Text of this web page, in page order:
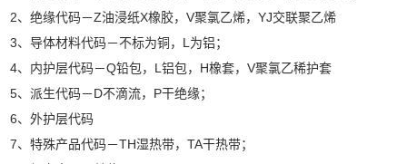
2、绝缘代码－Z油浸纸X橡胶，V聚氯乙烯，YJ交联聚乙烯
3、导体材料代码－不标为铜，L为铝；
4、内护层代码－Q铅包，L铝包，H橡套，V聚氯乙稀护套
5、派生代码－D不滴流，P干绝缘；
6、外护层代码
7、特殊产品代码－TH湿热带，TA干热带；